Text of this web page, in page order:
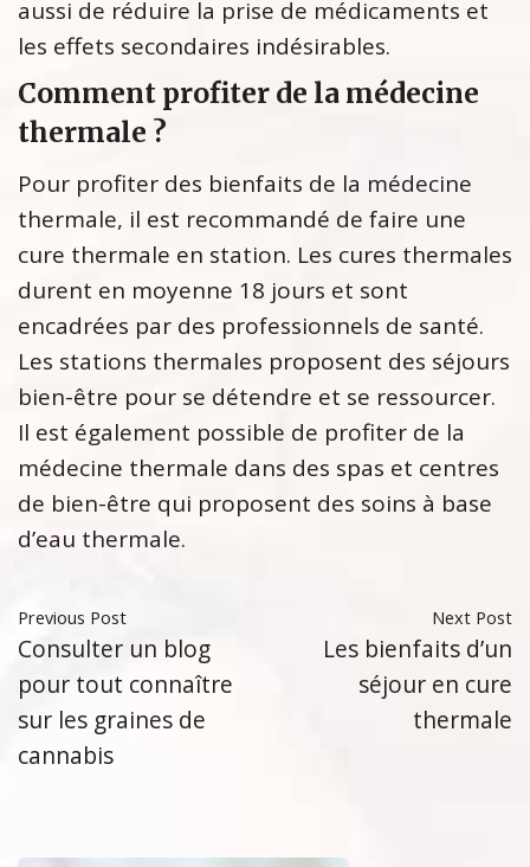
aussi de réduire la prise de médicaments et
les effets secondaires indésirables.
Comment profiter de la médecine
thermale ?
Pour profiter des bienfaits de la médecine
thermale, il est recommandé de faire une
cure thermale en station. Les cures thermales
durent en moyenne 18 jours et sont
encadrées par des professionnels de santé.
Les stations thermales proposent des séjours
bien-être pour se détendre et se ressourcer.
Il est également possible de profiter de la
médecine thermale dans des spas et centres
de bien-être qui proposent des soins à base
d’eau thermale.
Previous Post
Consulter un blog
pour tout connaître
sur les graines de
cannabis
Next Post
Les bienfaits d’un
séjour en cure
thermale